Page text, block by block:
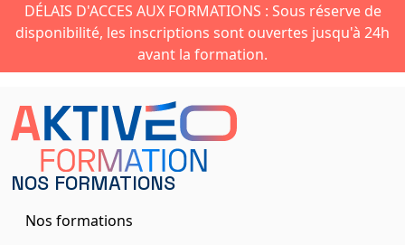
DÉLAIS D'ACCES AUX FORMATIONS : Sous réserve de
disponibilité, les inscriptions sont ouvertes jusqu'à 24h
avant la formation.
NOS FORMATIONS
Nos formations